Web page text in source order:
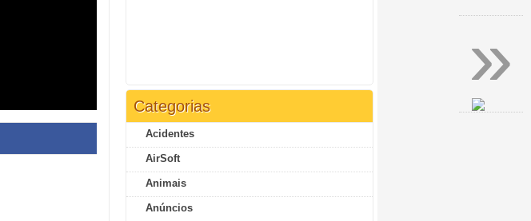
Categorias
Acidentes
AirSoft
Animais
Anúncios
»